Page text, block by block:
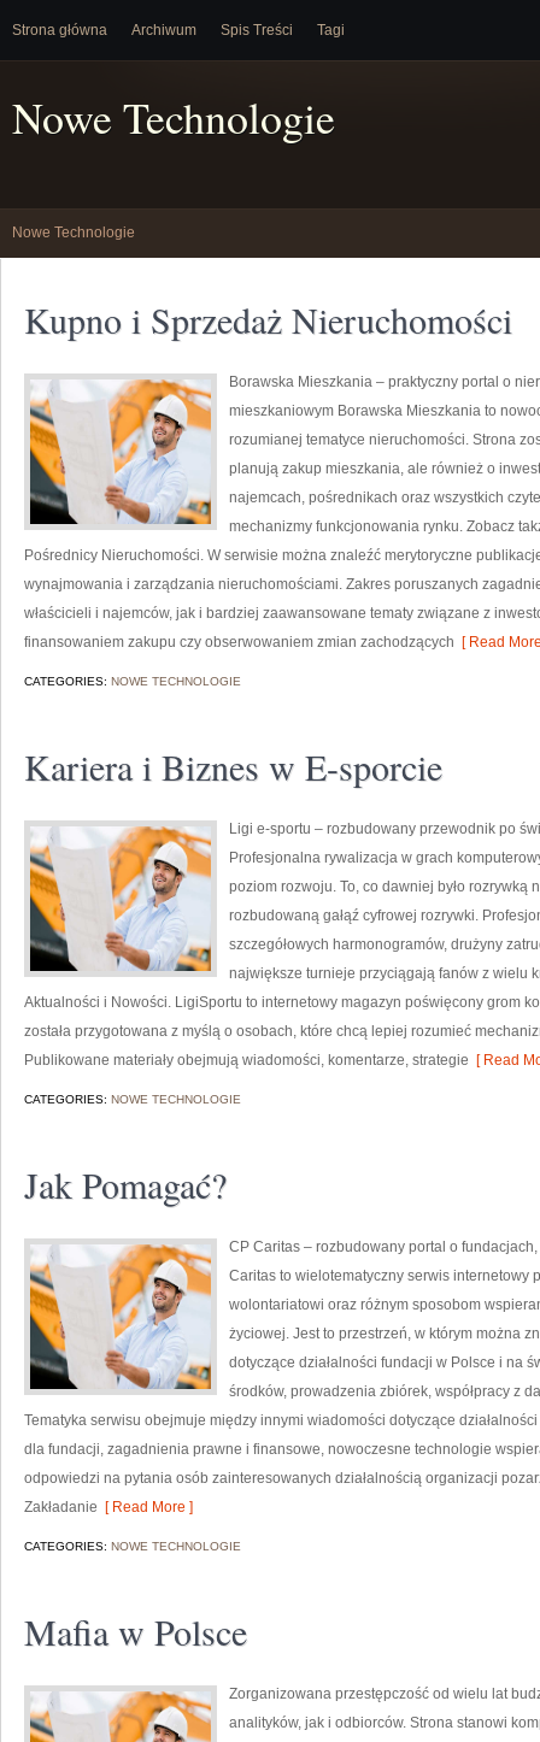
Strona główna Archiwum Spis Treści Tagi
Nowe Technologie
Nowe Technologie
Kupno i Sprzedaż Nieruchomości
Borawska Mieszkania – praktyczny portal o
mieszkaniowym Borawska Mieszkania to
rozumianej tematyce nieruchomości. Strona
planują zakup mieszkania, ale również o
najemcach, pośrednikach oraz wszystkich
mechanizmy funkcjonowania rynku. Zobacz
Pośrednicy Nieruchomości. W serwisie można znaleźć merytoryczne
wynajmowania i zarządzania nieruchomościami. Zakres poruszanych
właścicieli i najemców, jak i bardziej zaawansowane tematy związane z
finansowaniem zakupu czy obserwowaniem zmian zachodzących [ Read
CATEGORIES: NOWE TECHNOLOGIE
Kariera i Biznes w E-sporcie
Ligi e-sportu – rozbudowany przewodnik po
Profesjonalna rywalizacja w grach
poziom rozwoju. To, co dawniej było
rozbudowaną gałąź cyfrowej rozrywki.
szczegółowych harmonogramów, drużyny
największe turnieje przyciągają fanów z wielu
Aktualności i Nowości. LigiSportu to internetowy magazyn poświęcony grom
została przygotowana z myślą o osobach, które chcą lepiej rozumieć
Publikowane materiały obejmują wiadomości, komentarze, strategie [ Read
CATEGORIES: NOWE TECHNOLOGIE
Jak Pomagać?
CP Caritas – rozbudowany portal o
Caritas to wielotematyczny serwis internetowy
wolontariatowi oraz różnym sposobom
życiowej. Jest to przestrzeń, w którym można
dotyczące działalności fundacji w Polsce i na
środków, prowadzenia zbiórek, współpracy z
Tematyka serwisu obejmuje między innymi wiadomości dotyczące
dla fundacji, zagadnienia prawne i finansowe, nowoczesne technologie
odpowiedzi na pytania osób zainteresowanych działalnością organizacji
Zakładanie [ Read More ]
CATEGORIES: NOWE TECHNOLOGIE
Mafia w Polsce
Zorganizowana przestępczość od wielu lat
analityków, jak i odbiorców. Strona stanowi